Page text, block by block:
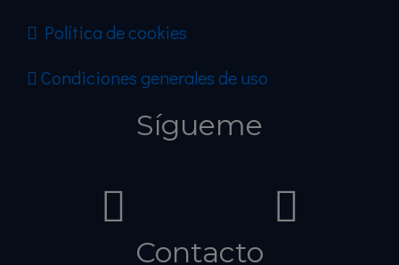
Política de cookies
Condiciones generales de uso
Sígueme
Contacto